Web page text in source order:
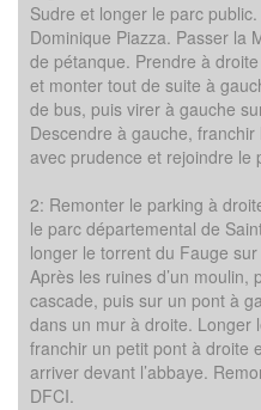
Sudre et longer le parc
Dominique Piazza. Passer la
de pétanque. Prendre à
et monter tout de suite à
de bus, puis virer à gauche
Descendre à gauche,
avec prudence et rejoindre le
2: Remonter le parking à
le parc départemental de
longer le torrent du Fauge
Après les ruines d’un moulin,
cascade, puis sur un pont à
dans un mur à droite. Longer
franchir un petit pont à droite
arriver devant l’abbaye.
DFCI.